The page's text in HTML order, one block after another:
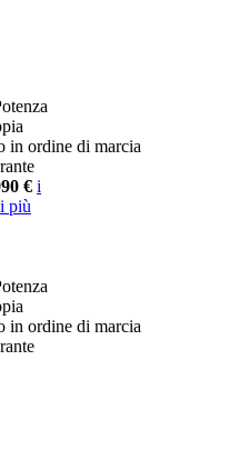
in ordine di marcia
€ i
più
in ordine di marcia